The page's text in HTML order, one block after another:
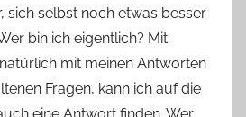
n
n
e
sich selbst noch etwas besser
bin ich eigentlich? Mit
mit meinen Antworten
Fragen, kann ich auf die
eine Antwort finden. Wer